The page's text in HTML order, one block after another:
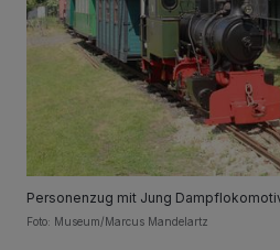
Personenzug mit Jung
Foto: Museum/Marcus Mandelartz